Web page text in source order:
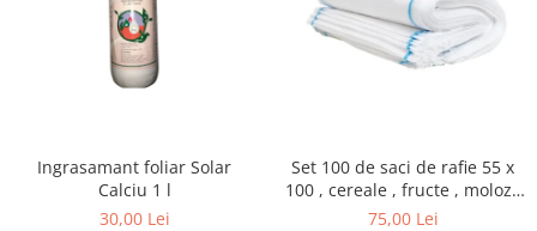
Ingrasamant foliar Solar
Calciu 1 l
30,00 Lei
Set 100 de saci de rafie 55 x
100 , cereale , fructe , moloz ,
menaj si depozitare
75,00 Lei